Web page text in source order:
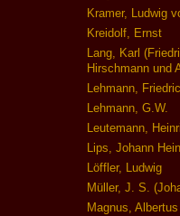
Kramer, Ludwig
Kreidolf, Ernst
Lang, Karl
Hirschmann und
Lehmann,
Lehmann, G.W.
Leutemann,
Lips, Johann
Löffler, Ludwig
Müller, J. S.
Magnus, Albertus